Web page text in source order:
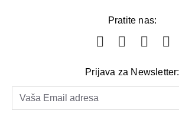
Pratite nas:
Prijava za Newsletter: